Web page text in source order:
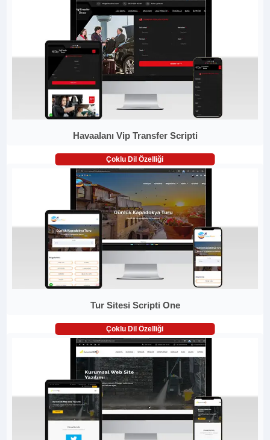
Havaalanı Vip Transfer Scripti
Çoklu Dil Özelliği
Tur Sitesi Scripti One
Çoklu Dil Özelliği